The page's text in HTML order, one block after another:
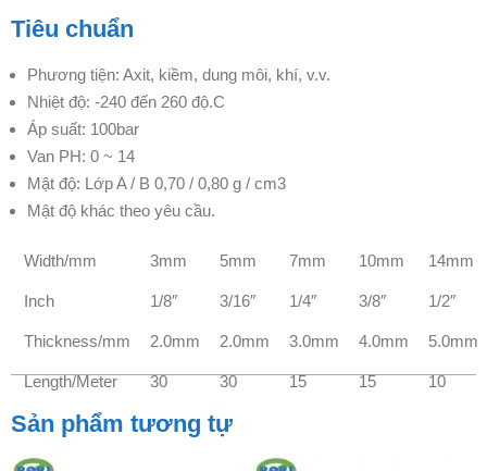
Tiêu chuẩn
Phương tiện: Axit, kiềm, dung môi, khí, v.v.
Nhiệt độ: -240 đến 260 độ.C
Áp suất: 100bar
Van PH: 0 ~ 14
Mật độ: Lớp A / B 0,70 / 0,80 g / cm3
Mật độ khác theo yêu cầu.
Width/mm 3mm 5mm 7mm 10mm 14mm
Inch 1/8″ 3/16″ 1/4″ 3/8″ 1/2″
Thickness/mm 2.0mm 2.0mm 3.0mm 4.0mm 5.0mm
Length/Meter 30 30 15 15 10
Sản phẩm tương tự